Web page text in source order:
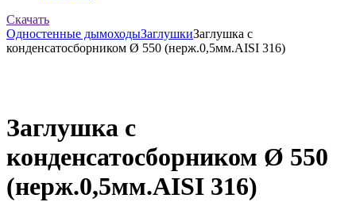
Скачать
Одностенные дымоходыЗаглушкиЗаглушка с
конденсатосборником Ø 550 (нерж.0,5мм.AISI 316)
Заглушка с
конденсатосборником Ø 550
(нерж.0,5мм.AISI 316)